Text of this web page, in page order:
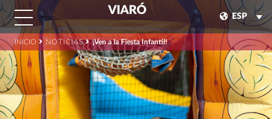
VIARÓ
ESP
INICIO NOTICIAS ¡Ven a la Fiesta Infantil!